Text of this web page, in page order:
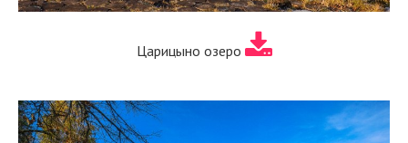
Царицыно озеро